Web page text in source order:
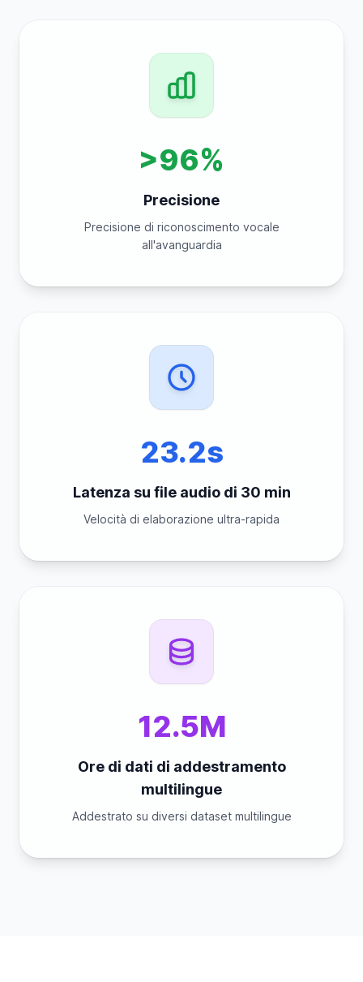
>96%
Precisione
Precisione di riconoscimento vocale
all'avanguardia
23.2s
Latenza su file audio di 30 min
Velocità di elaborazione ultra-rapida
12.5M
Ore di dati di addestramento
multilingue
Addestrato su diversi dataset multilingue